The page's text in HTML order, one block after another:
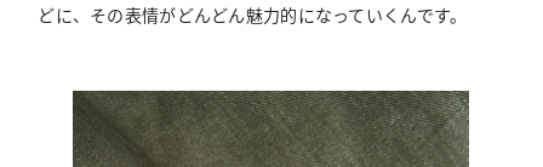
どに、その表情がどんどん魅力的になっていくんです。